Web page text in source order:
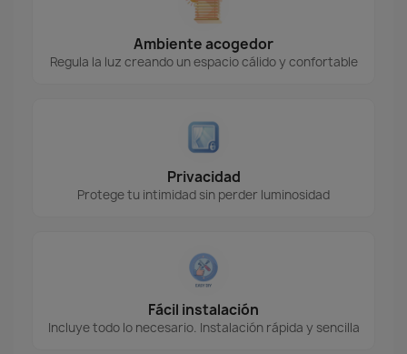
Ambiente acogedor
Regula la luz creando un espacio cálido y confortable
Privacidad
Protege tu intimidad sin perder luminosidad
Fácil instalación
Incluye todo lo necesario. Instalación rápida y sencilla